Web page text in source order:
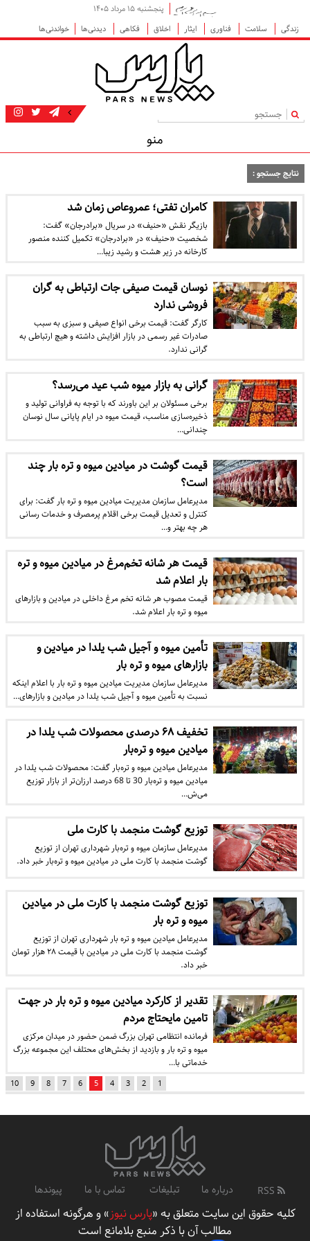
پنجشنبه ۱۵ مرداد ۱۴۰۵
زندگی
سلامت فناوری ایثار اخلاق فکاهی دیدنی‌ها خواندنی‌ها
|
منو
نتایج جستجو :
کامران تفتی؛ عمروعاص زمان شد
بازیگر نقش «حنیف» در سریال «برادرجان» گفت:
شخصیت «حنیف» در «برادرجان» تکمیل کننده منصور
کارخانه در زیر هشت و رشید زیبا…
نوسان قیمت صیفی جات ارتباطی به گران
فروشی ندارد
کارگر گفت: قیمت برخی انواع صیفی و سبزی به سبب
صادرات غیر رسمی در بازار افزایش داشته و هیچ ارتباطی به
گرانی ندارد.
گرانی به بازار میوه شب عید می‌رسد؟
برخی مسئولان بر این باورند که با توجه به فراوانی تولید و
ذخیره‌سازی مناسب، قیمت میوه در ایام پایانی سال نوسان
چندانی…
قیمت گوشت در میادین میوه و تره بار چند
است؟
مدیرعامل سازمان مدیریت میادین میوه و تره بار گفت: برای
کنترل و تعدیل قیمت برخی اقلام پرمصرف و خدمات رسانی
هر چه بهتر و…
قیمت هر شانه تخم‌مرغ در میادین میوه و تره‌
بار اعلام شد
قیمت مصوب هر شانه تخم مرغ داخلی در میادین و بازار‌های
میوه و تره بار اعلام شد.
تأمین میوه و آجیل شب یلدا در میادین و
بازار‌های میوه و تره بار
مدیرعامل سازمان مدیریت میادین میوه و تره بار با اعلام اینکه
نسبت به تأمین میوه و آجیل شب یلدا در میادین و بازار‌های…
تخفیف ۶۸ درصدی محصولات شب یلدا در
میادین میوه و تره‌بار
مدیرعامل میادین میوه و تره‌بار گفت: محصولات شب یلدا در
میادین میوه و تره‌بار 30 تا 68 درصد ارزان‌تر از بازار توزیع
می‌ش…
توزیع گوشت منجمد با کارت ملی
مدیرعامل سازمان میوه و تره‌بار شهرداری تهران از توزیع
گوشت منجمد با کارت ملی در میادین میوه و تره‌بار خبر داد.
توزیع گوشت منجمد با کارت ملی در میادین
میوه و تره بار
مدیرعامل میادین میوه و تره بار شهرداری تهران از توزیع
گوشت منجمد با کارت ملی در میادین با قیمت ۲۸ هزار تومان
خبر داد.
تقدیر از کارکرد میادین میوه و تره بار در جهت
تامین مایحتاج مردم
فرمانده انتظامی تهران بزرگ ضمن حضور در میدان مرکزی
میوه و تره بار و بازدید از بخش‌های محتلف این مجموعه بزرگ
خدماتی با…
1
2
3
4
5
6
7
8
9
10
درباره ما تبلیغات تماس با ما پیوندها
کلیه حقوق این سایت متعلق به «پارس نیوز» و هرگونه استفاده از
مطالب آن با ذکر منبع بلامانع است